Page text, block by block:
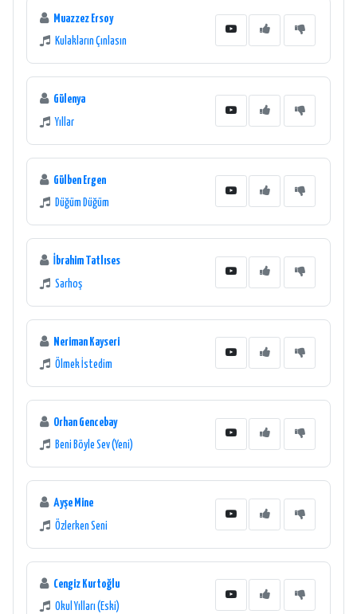
Muazzez Ersoy
Kulakların Çınlasın
Gülenya
Yıllar
Gülben Ergen
Düğüm Düğüm
İbrahim Tatlıses
Sarhoş
Neriman Kayseri
Ölmek İstedim
Orhan Gencebay
Beni Böyle Sev (Yeni)
Ayşe Mine
Özlerken Seni
Cengiz Kurtoğlu
Okul Yılları (Eski)